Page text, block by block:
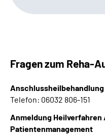
Sozialdienste &
Leichte Sprache
Gebärdensprache
Fragen zum Reha-
Anschlussheilbehandlung
Telefon: 06032 806-151
Anmeldung
Patientenmanagement